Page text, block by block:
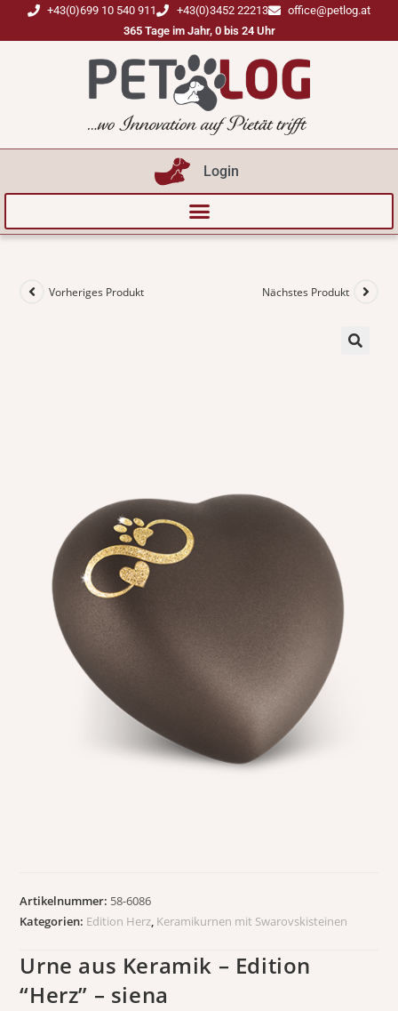
+43(0)699 10 540 911 +43(0)3452 22213
office@petlog.at
365 Tage im Jahr, 0 bis 24 Uhr
Login
Vorheriges Produkt Nächstes Produkt
Artikelnummer: 58-6086
Kategorien: Edition Herz, Keramikurnen mit Swarovskisteinen
Urne aus Keramik – Edition
“Herz” – siena